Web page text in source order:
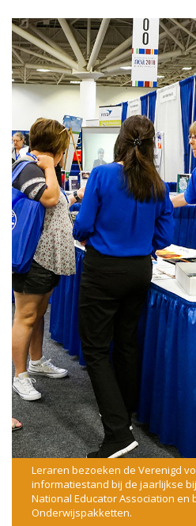
Leraren bezoeken de Verenigd
informatiestand bij de jaarlijkse
National Educator Association en
Onderwijspakketten.